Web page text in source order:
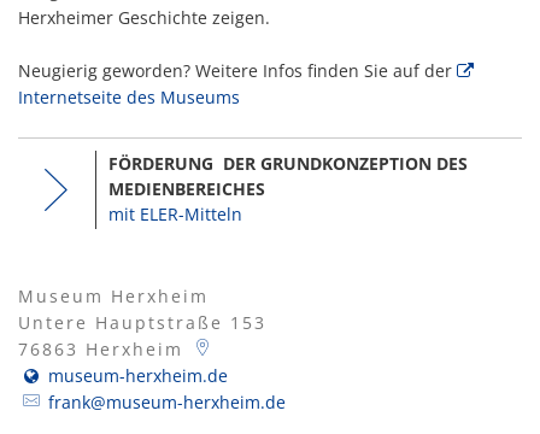
Herxheimer Geschichte zeigen.
Neugierig geworden? Weitere Infos finden Sie auf der
Internetseite des Museums
FÖRDERUNG DER GRUNDKONZEPTION DES
MEDIENBEREICHES
mit ELER-Mitteln
Museum Herxheim
Untere Hauptstraße 153
76863 Herxheim
museum-herxheim.de
frank@museum-herxheim.de